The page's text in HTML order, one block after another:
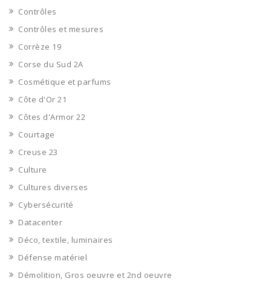
Contrôles
Contrôles et mesures
Corrèze 19
Corse du Sud 2A
Cosmétique et parfums
Côte d'Or 21
Côtes d'Armor 22
Courtage
Creuse 23
Culture
Cultures diverses
Cybersécurité
Datacenter
Déco, textile, luminaires
Défense matériel
Démolition, Gros oeuvre et 2nd oeuvre